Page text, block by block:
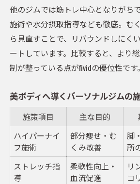
他のジムでは筋トレ中心となりがち
施術や水分摂取指導なども徹底。む
ら見直すことで、リバウンドしにく
ートしています。比較すると、より
制が整っている点がfividの優位性です。
美ボディへ導くパーソナルジムの
施策項目 主な目的
ハイパーナイ
フ施術
部分痩せ・む
くみ改善
脚
所
ストレッチ指
導
柔軟性向上・
血流促進
リ
コ